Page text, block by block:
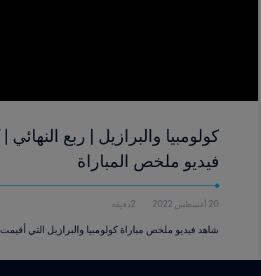
فيديو ملخص المباراة
20 أغسطس 2022 2دقيقة
شاهد فيديو ملخص مباراة كولومبيا والبرازيل التي أقيمت على